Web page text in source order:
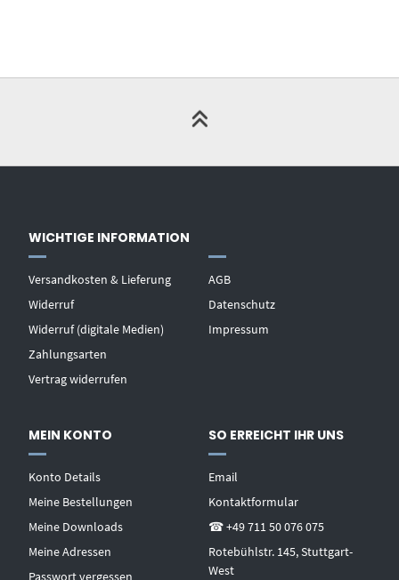
WICHTIGE INFORMATION
Versandkosten & Lieferung
Widerruf
Widerruf (digitale Medien)
Zahlungsarten
Vertrag widerrufen
AGB
Datenschutz
Impressum
MEIN KONTO
Konto Details
Meine Bestellungen
Meine Downloads
Meine Adressen
Passwort vergessen
SO ERREICHT IHR UNS
Email
Kontaktformular
☎ +49 711 50 076 075
Rotebühlstr. 145, Stuttgart-
West